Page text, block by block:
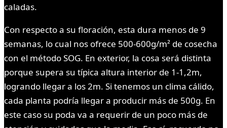
caladas.
Con respecto a su floración, esta dura menos de 9
semanas, lo cual nos ofrece 500-600g/m² de cosecha
con el método SOG. En exterior, la cosa será distinta
porque supera su típica altura interior de 1-1,2m,
logrando llegar a los 2m. Si tenemos un clima cálido,
cada planta podría llegar a producir más de 500g. En
este caso su poda va a requerir de un poco más de